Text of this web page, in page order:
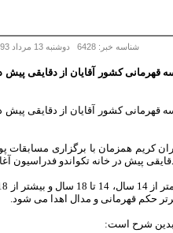
شناسه خبر: 6428 دوشنبه 13 مرداد 1393 - 10:58
کشور آقایان از دقایقی پیش
کشور آقایان از دقایقی پیش
کریم همزمان با برگزاری مسابقات
بدین شرح است: